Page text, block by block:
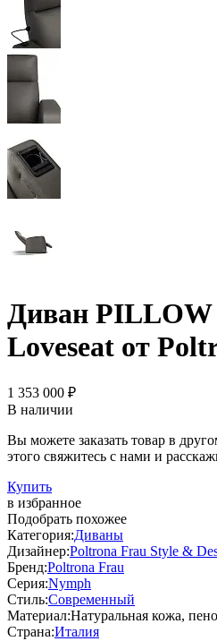
Диван
Loveseat от
1 353 000 ₽
В наличии
Вы можете заказать товар в
этого свяжитесь с нами и
Купить
в избранное
Подобрать похожее
Категория:Диваны
Дизайнер:Poltrona Frau Style &
Бренд:Poltrona Frau
Серия:Nymph
Стиль:Современный
Материал:Натуральная кожа,
Страна:Италия